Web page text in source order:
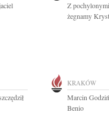
Z
żegnamy
KRAKÓW
Marcin
Benio